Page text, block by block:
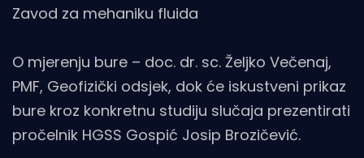
Zavod za mehaniku fluida
O mjerenju bure – doc. dr. sc. Željko Večenaj,
PMF, Geofizički odsjek, dok će iskustveni prikaz
bure kroz konkretnu studiju slučaja prezentirati
pročelnik HGSS Gospić Josip Brozičević.